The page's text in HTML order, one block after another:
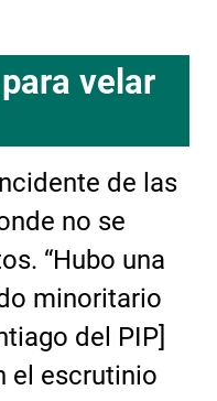
velar
de las
no se
“Hubo una
minoritario
del PIP]
el escrutinio